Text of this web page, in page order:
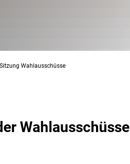
Wahlausschüsse
Wahlausschüsse